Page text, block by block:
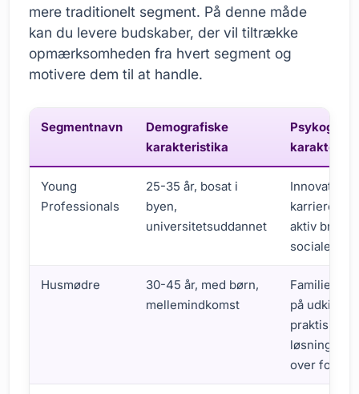
mere traditionelt segment. På denne måde
kan du levere budskaber, der vil tiltrække
opmærksomheden fra hvert segment og
motivere dem til at handle.
Segmentnavn
Demografiske
karakteristika
Young
Professionals
25-35 år, bosat i
byen,
universitetsuddannet
Innovativ,
aktiv
sociale
Husmødre
30-45 år, med børn,
mellemindkomst
på udkig
praktiske
løsninger,
over for